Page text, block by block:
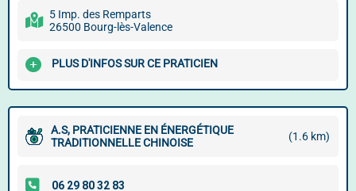
5 Imp. des Remparts
26500 Bourg-lès-Valence
PLUS D'INFOS SUR CE PRATICIEN
A.S, PRATICIENNE EN ÉNERGÉTIQUE
TRADITIONNELLE CHINOISE
(1.6 km)